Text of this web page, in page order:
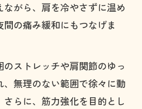
がら、肩を冷やさずに温め
の痛み緩和にもつなげま
ストレッチや肩関節のゆっ
、無理のない範囲で徐々に動
らに、筋力強化を目的とし